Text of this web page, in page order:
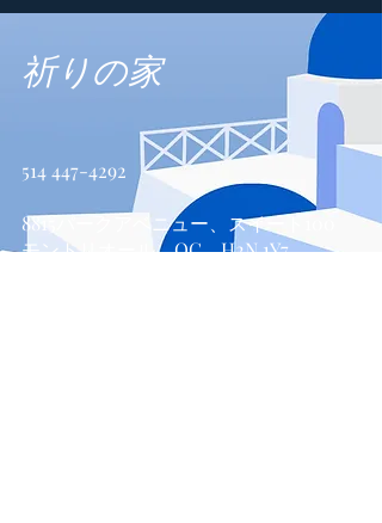
祈りの家
514 447-4292
8815パークアベニュー、スイート100
モントリオール、QC、H2N 1Y7